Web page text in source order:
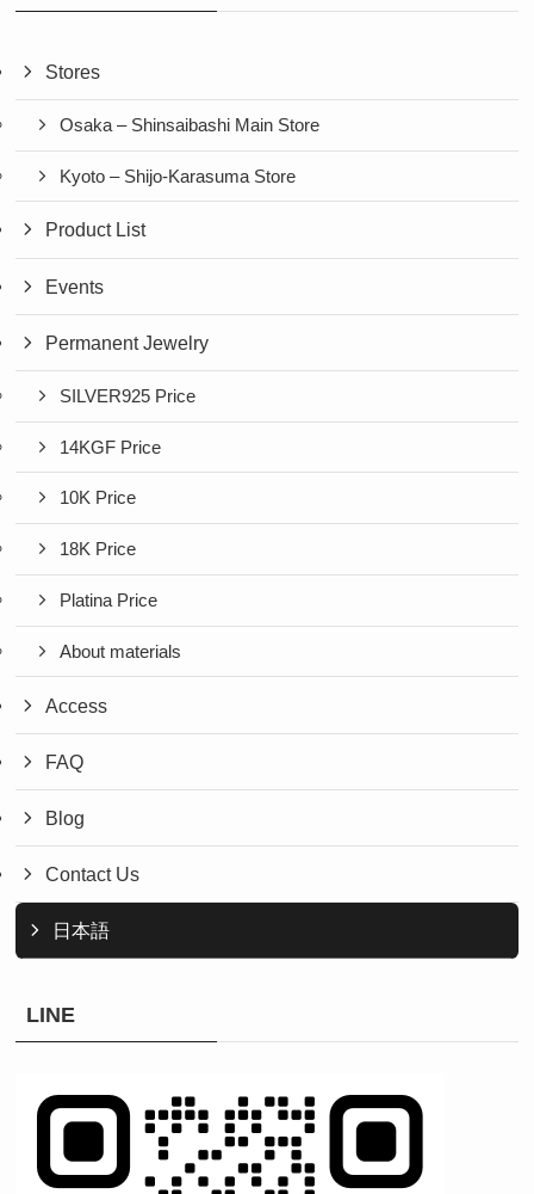
Stores
Osaka – Shinsaibashi Main Store
Kyoto – Shijo-Karasuma Store
Product List
Events
Permanent Jewelry
SILVER925 Price
14KGF Price
10K Price
18K Price
Platina Price
About materials
Access
FAQ
Blog
Contact Us
日本語
LINE